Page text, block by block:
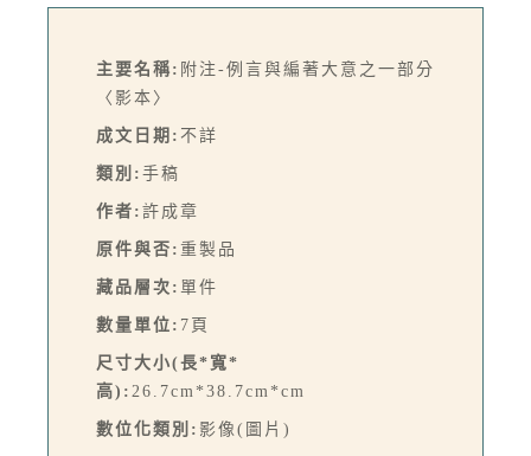
主要名稱: 附注-例言與編著大意之一部分
〈影本〉
成文日期: 不詳
類別: 手稿
作者: 許成章
原件與否: 重製品
藏品層次: 單件
數量單位: 7頁
尺寸大小(長*寬*
高): 26.7cm*38.7cm*cm
數位化類別: 影像(圖片)